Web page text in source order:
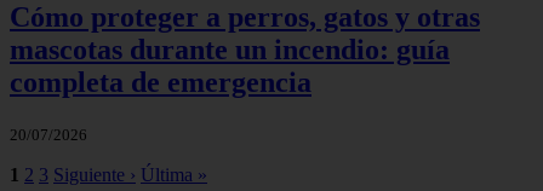
Cómo proteger a perros, gatos y otras
mascotas durante un incendio: guía
completa de emergencia
20/07/2026
1 2 3 Siguiente › Última »